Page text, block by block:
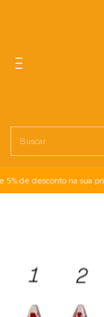
de desconto na sua